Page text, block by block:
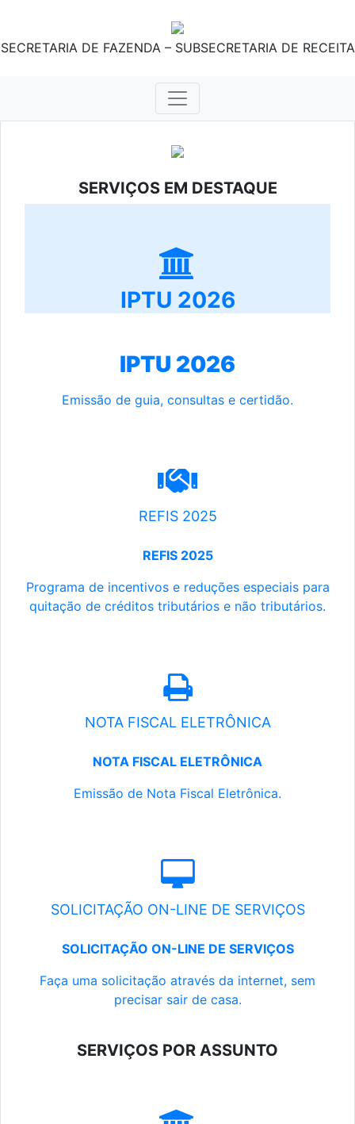
SECRETARIA DE FAZENDA – SUBSECRETARIA DE RECEITA
SERVIÇOS EM DESTAQUE
IPTU 2026
IPTU 2026
Emissão de guia, consultas e certidão.
REFIS 2025
REFIS 2025
Programa de incentivos e reduções especiais para
quitação de créditos tributários e não tributários.
NOTA FISCAL ELETRÔNICA
NOTA FISCAL ELETRÔNICA
Emissão de Nota Fiscal Eletrônica.
SOLICITAÇÃO ON-LINE DE SERVIÇOS
SOLICITAÇÃO ON-LINE DE SERVIÇOS
Faça uma solicitação através da internet, sem
precisar sair de casa.
SERVIÇOS POR ASSUNTO